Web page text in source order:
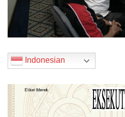
Indonesian